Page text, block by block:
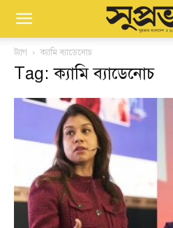
ট্যাগ ক্যামি ব্যাডেনোচ
Tag: ক্যামি ব্যাডেনোচ